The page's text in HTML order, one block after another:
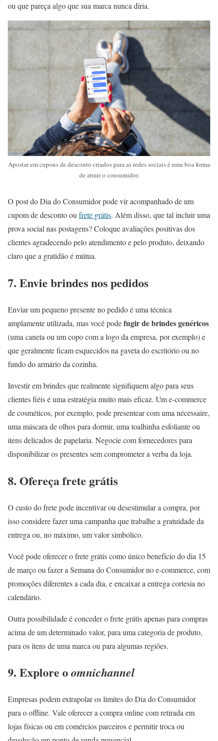
ou que pareça algo que sua marca nunca diria.
Apostar em cupons de desconto criados para as redes sociais é uma boa forma
de atrair o consumidor.
O post do Dia do Consumidor pode vir acompanhado de um
cupom de desconto ou frete grátis. Além disso, que tal incluir uma
prova social nas postagens? Coloque avaliações positivas dos
clientes agradecendo pelo atendimento e pelo produto, deixando
claro que a gratidão é mútua.
7. Envie brindes nos pedidos
Enviar um pequeno presente no pedido é uma técnica
amplamente utilizada, mas você podefugir de brindes genéricos
(uma caneta ou um copo com a logo da empresa, por exemplo) e
que geralmente ficam esquecidos na gaveta do escritório ou no
fundo do armário da cozinha.
Investir em brindes que realmente signifiquem algo para seus
clientes fiéis é uma estratégia muito mais eficaz. Um e-commerce
de cosméticos, por exemplo, pode presentear com uma nécessaire,
uma máscara de olhos para dormir, uma toalhinha esfoliante ou
itens delicados de papelaria. Negocie com fornecedores para
disponibilizar os presentes sem comprometer a verba da loja.
8. Ofereça frete grátis
O custo do frete pode incentivar ou desestimular a compra, por
isso considere fazer uma campanha que trabalhe a gratuidade da
entrega ou, no máximo, um valor simbólico.
Você pode oferecer o frete grátis como único benefício do dia 15
de março ou fazer a Semana do Consumidor no e-commerce, com
promoções diferentes a cada dia, e encaixar a entrega cortesia no
calendário.
Outra possibilidade é conceder o frete grátis apenas para compras
acima de um determinado valor, para uma categoria de produto,
para os itens de uma marca ou para algumas regiões.
9. Explore oomnichannel
Empresas podem extrapolar os limites do Dia do Consumidor
para o offline. Vale oferecer a compra online com retirada em
lojas físicas ou em comércios parceiros e permitir troca ou